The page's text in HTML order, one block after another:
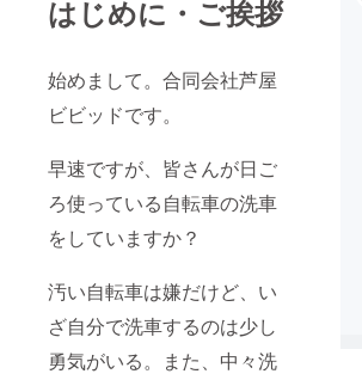
はじめに・ご挨拶
始めまして。合同会社芦屋
ビビッドです。
早速ですが、皆さんが日ご
ろ使っている自転車の洗車
をしていますか？
汚い自転車は嫌だけど、い
ざ自分で洗車するのは少し
勇気がいる。また、中々洗